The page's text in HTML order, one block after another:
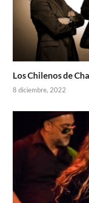
Los Chilenos de
8 diciembre, 2022